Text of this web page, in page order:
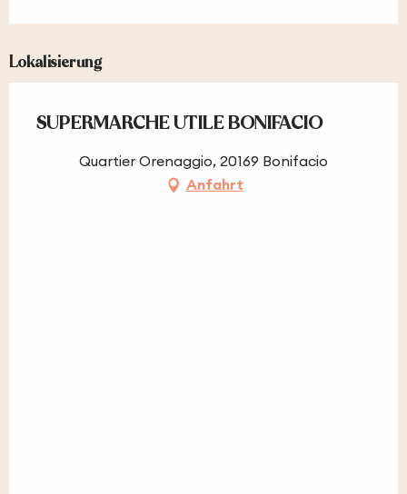
Lokalisierung
SUPERMARCHE UTILE BONIFACIO
Quartier Orenaggio, 20169 Bonifacio
Anfahrt